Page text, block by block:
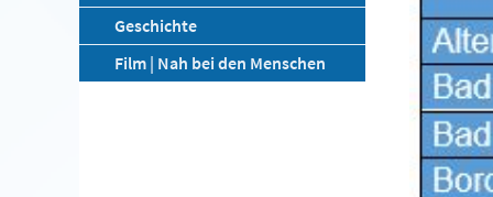
Geschichte
Film | Nah bei den Menschen